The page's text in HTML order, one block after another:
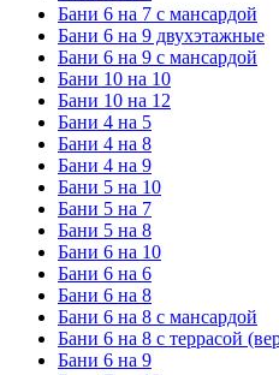
Бани 6 на 7 с мансардой
Бани 6 на 9 двухэтажные
Бани 6 на 9 с мансардой
Бани 10 на 10
Бани 10 на 12
Бани 4 на 5
Бани 4 на 8
Бани 4 на 9
Бани 5 на 10
Бани 5 на 7
Бани 5 на 8
Бани 6 на 10
Бани 6 на 6
Бани 6 на 8
Бани 6 на 8 с мансардой
Бани 6 на 8 с террасой
Бани 6 на 9